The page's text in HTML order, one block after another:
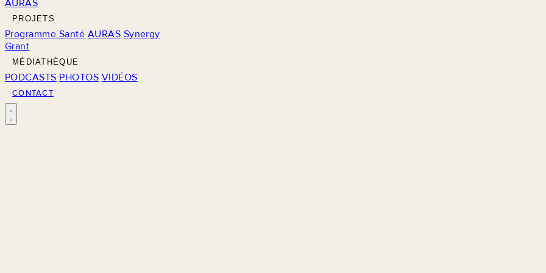
AURAS
PROJETS
Programme Santé AURAS Synergy
Grant
MÉDIATHÈQUE
PODCASTS PHOTOS VIDÉOS
CONTACT